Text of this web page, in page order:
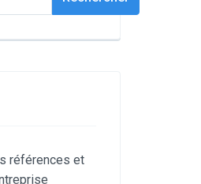
références et